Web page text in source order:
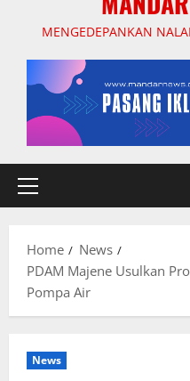
MENGEDEPANKAN
Primary
Home
News
PDAM Majene Usulkan
Pompa Air
News